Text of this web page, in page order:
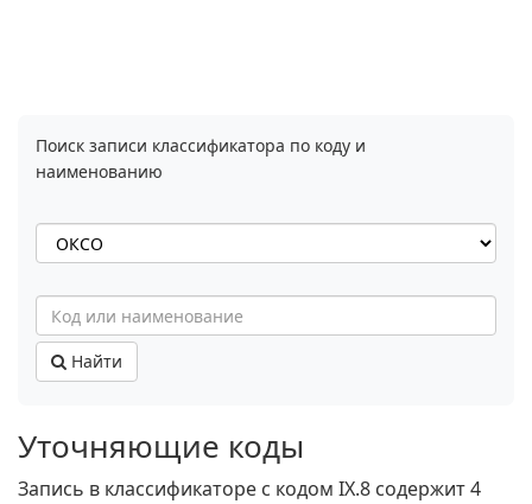
Поиск записи классификатора по коду и
наименованию
Найти
Уточняющие коды
Запись в классификаторе с кодом IX.8 содержит 4